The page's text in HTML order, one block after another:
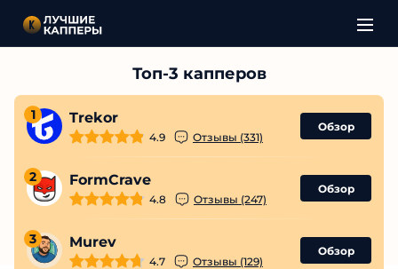
1 Trekor
4.9 Отзывы (331)
Обзор
2 FormCrave
4.8 Отзывы (247)
Обзор
3 Murev
4.7 Отзывы (129)
Обзор